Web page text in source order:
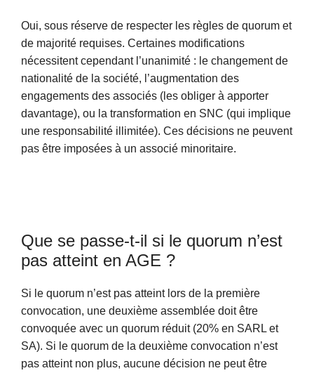
Oui, sous réserve de respecter les règles de quorum et
de majorité requises. Certaines modifications
nécessitent cependant l’unanimité : le changement de
nationalité de la société, l’augmentation des
engagements des associés (les obliger à apporter
davantage), ou la transformation en SNC (qui implique
une responsabilité illimitée). Ces décisions ne peuvent
pas être imposées à un associé minoritaire.
Que se passe-t-il si le quorum n’est
pas atteint en AGE ?
Si le quorum n’est pas atteint lors de la première
convocation, une deuxième assemblée doit être
convoquée avec un quorum réduit (20% en SARL et
SA). Si le quorum de la deuxième convocation n’est
pas atteint non plus, aucune décision ne peut être